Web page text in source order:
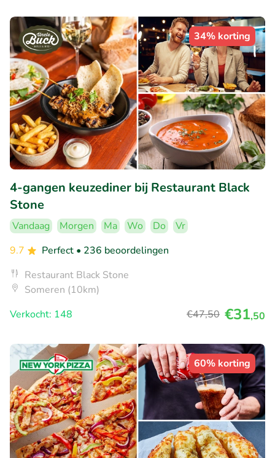
34% korting
4-gangen keuzediner bij Restaurant Black
Stone
Vandaag Morgen Ma Wo Do
Vr
9.7
Perfect • 236 beoordelingen
Restaurant Black Stone
Someren (10km)
Verkocht: 148
€47,50 €31,50
60% korting